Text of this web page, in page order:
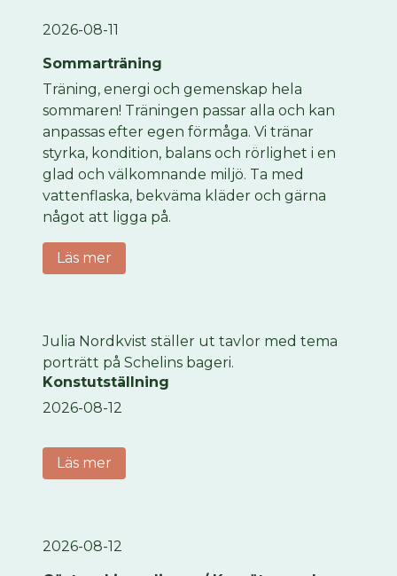
2026-08-11
Sommarträning
Träning, energi och gemenskap hela
sommaren! Träningen passar alla och kan
anpassas efter egen förmåga. Vi tränar
styrka, kondition, balans och rörlighet i en
glad och välkomnande miljö. Ta med
vattenflaska, bekväma kläder och gärna
något att ligga på.
Läs mer
2026-08-12
Konstutställning
Julia Nordkvist ställer ut tavlor med tema
porträtt på Schelins bageri.
Läs mer
2026-08-12